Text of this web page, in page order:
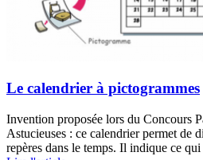
Le calendrier à pictogrammes
Invention proposée lors du Concours
Astucieuses : ce calendrier permet de
repères dans le temps. Il indique ce